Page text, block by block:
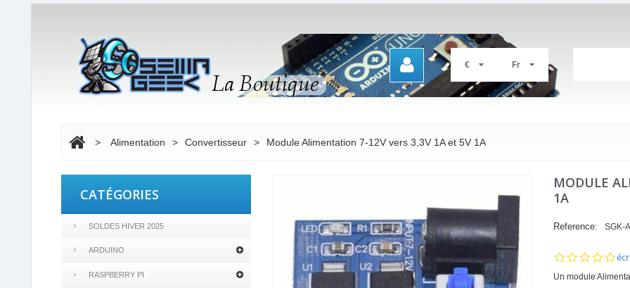
€ Fr
> Alimentation > Convertisseur > Module Alimentation 7-12V vers 3,3V 1A et 5V 1A
CATÉGORIES
SOLDES HIVER 2025
ARDUINO
RASPBERRY PI
MODULE
1A
Reference: SGK-
0.0
Un module